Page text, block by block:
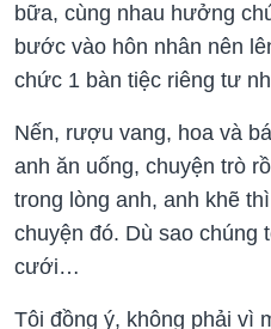
bữa, cùng nhau hưởng
bước vào hôn nhân nên
chức 1 bàn tiệc riêng tư
Nến, rượu vang, hoa và
anh ăn uống, chuyện trò
trong lòng anh, anh khẽ
chuyện đó. Dù sao chúng
cưới…
Tôi đồng ý, không phải vì